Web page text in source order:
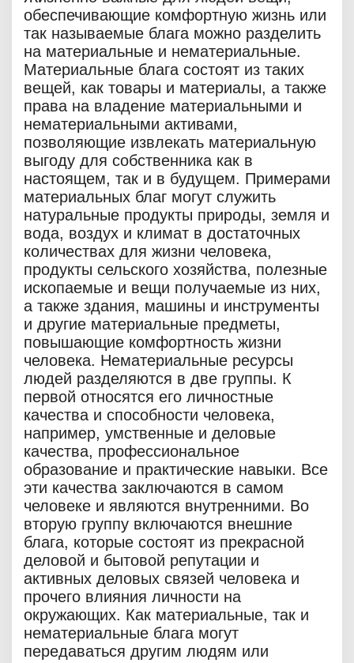
обеспечивающие комфортную жизнь или
так называемые блага можно разделить
на материальные и нематериальные.
Материальные блага состоят из таких
вещей, как товары и материалы, а также
права на владение материальными и
нематериальными активами,
позволяющие извлекать материальную
выгоду для собственника как в
настоящем, так и в будущем. Примерами
материальных благ могут служить
натуральные продукты природы, земля и
вода, воздух и климат в достаточных
количествах для жизни человека,
продукты сельского хозяйства, полезные
ископаемые и вещи получаемые из них,
а также здания, машины и инструменты
и другие материальные предметы,
повышающие комфортность жизни
человека. Нематериальные ресурсы
людей разделяются в две группы. К
первой относятся его личностные
качества и способности человека,
например, умственные и деловые
качества, профессиональное
образование и практические навыки. Все
эти качества заключаются в самом
человеке и являются внутренними. Во
вторую группу включаются внешние
блага, которые состоят из прекрасной
деловой и бытовой репутации и
активных деловых связей человека и
прочего влияния личности на
окружающих. Как материальные, так и
нематериальные блага могут
передаваться другим людям или